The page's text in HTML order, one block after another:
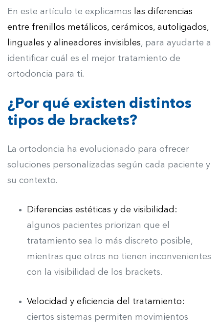
En este artículo te explicamos
las diferencias
entre frenillos metálicos, cerámicos, autoligados,
linguales y alineadores invisibles, para ayudarte a
identificar cuál es el mejor tratamiento de
ortodoncia para ti.
¿Por qué existen distintos
tipos de brackets?
La ortodoncia ha evolucionado para ofrecer
soluciones personalizadas según cada paciente y
su contexto.
Diferencias estéticas y de visibilidad:
algunos pacientes priorizan que el
tratamiento sea lo más discreto posible,
mientras que otros no tienen inconvenientes
con la visibilidad de los brackets.
Velocidad y eficiencia del tratamiento:
ciertos sistemas permiten movimientos